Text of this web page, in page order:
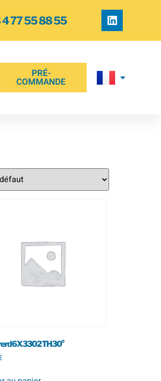
4 77 55 88 55
PRÉ-
COMMANDE
rd 6 X 330 2 TH 30°